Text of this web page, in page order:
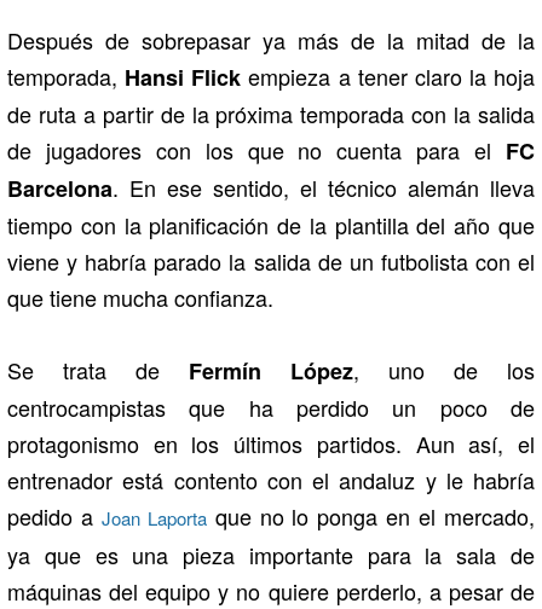
Después de sobrepasar ya más de la mitad de la
temporada, Hansi Flickempieza a tener claro la hoja
de ruta a partir de la próxima temporada con la salida
de jugadores con los que no cuenta para el FC
Barcelona. En ese sentido, el técnico alemán lleva
tiempo con la planificación de la plantilla del año que
viene y habría parado la salida de un futbolista con el
que tiene mucha confianza.
Se trata de Fermín López, uno de los
centrocampistas que ha perdido un poco de
protagonismo en los últimos partidos. Aun así, el
entrenador está contento con el andaluz y le habría
pedido a Joan Laportaque no lo ponga en el mercado,
ya que es una pieza importante para la sala de
máquinas del equipo y no quiere perderlo, a pesar de